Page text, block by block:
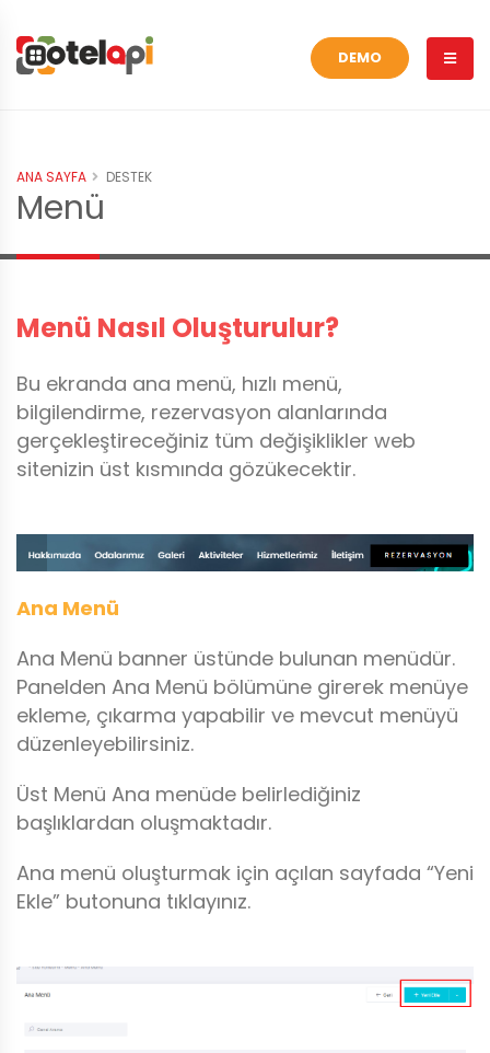
DEMO
ANA SAYFA DESTEK
Menü
Menü Nasıl Oluşturulur?
Bu ekranda ana menü, hızlı menü,
bilgilendirme, rezervasyon alanlarında
gerçekleştireceğiniz tüm değişiklikler web
sitenizin üst kısmında gözükecektir.
Ana Menü
Ana Menü banner üstünde bulunan menüdür.
Panelden Ana Menü bölümüne girerek menüye
ekleme, çıkarma yapabilir ve mevcut menüyü
düzenleyebilirsiniz.
Üst Menü Ana menüde belirlediğiniz
başlıklardan oluşmaktadır.
Ana menü oluşturmak için açılan sayfada “Yeni
Ekle” butonuna tıklayınız.